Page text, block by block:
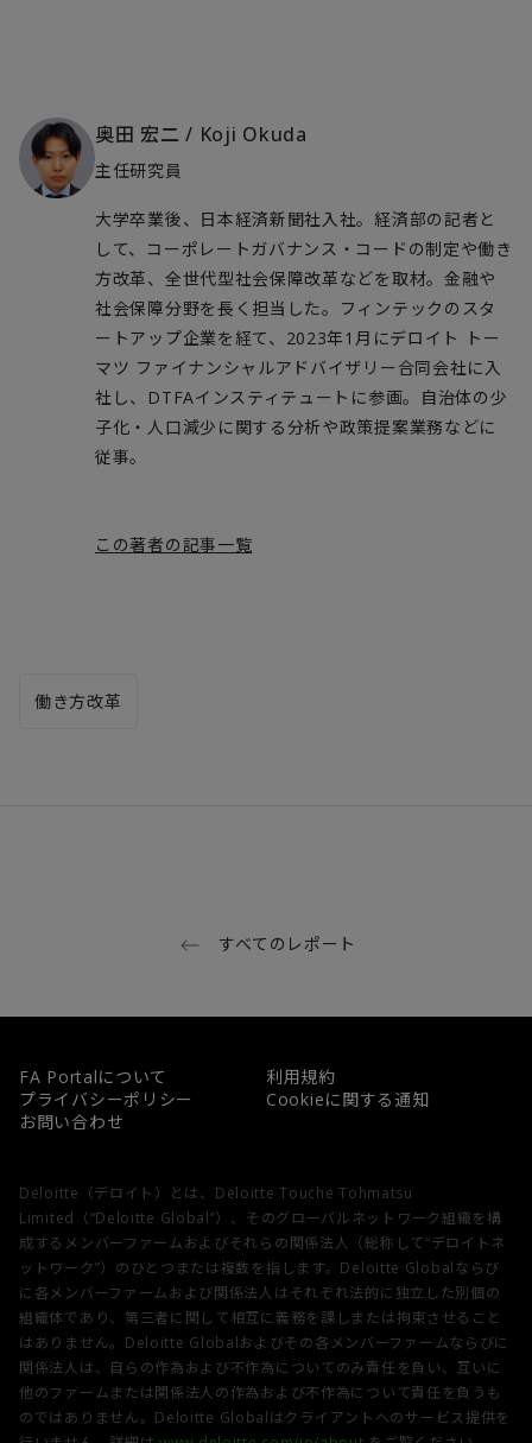
奥田 宏二 / Koji Okuda
主任研究員
大学卒業後、日本経済新聞社入社。経済部の記者と
して、コーポレートガバナンス・コードの制定や働き
方改革、全世代型社会保障改革などを取材。金融や
社会保障分野を長く担当した。フィンテックのスタ
ートアップ企業を経て、2023年1月にデロイト トー
マツ ファイナンシャルアドバイザリー合同会社に入
社し、DTFAインスティテュートに参画。自治体の少
子化・人口減少に関する分析や政策提案業務などに
従事。
この著者の記事一覧
働き方改革
すべてのレポート
FA Portalについて
利用規約
プライバシーポリシー
Cookieに関する通知
お問い合わせ
Deloitte（デロイト）とは、Deloitte Touche Tohmatsu
Limited（“Deloitte Global”）、そのグローバルネットワーク組織を構
成するメンバーファームおよびそれらの関係法人（総称して“デロイトネ
ットワーク”）のひとつまたは複数を指します。Deloitte Globalならび
に各メンバーファームおよび関係法人はそれぞれ法的に独立した別個の
組織体であり、第三者に関して相互に義務を課しまたは拘束させること
はありません。Deloitte Globalおよびその各メンバーファームならびに
関係法人は、自らの作為および不作為についてのみ責任を負い、互いに
他のファームまたは関係法人の作為および不作為について責任を負うも
のではありません。Deloitte Globalはクライアントへのサービス提供を